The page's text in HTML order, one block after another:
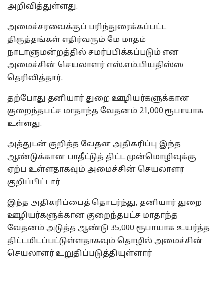
அறிவித்துள்ளது.
அமைச்சரவைக்குப் பரிந்துரைக்கப்பட்ட
திருத்தங்கள் எதிர்வரும் மே மாதம்
நாடாளுமன்றத்தில் சமர்ப்பிக்கப்படும் என
அமைச்சின் செயலாளர் எஸ்.எம்.பியதிஸ்ஸ
தெரிவித்தார்.
தற்போது ​​தனியார் துறை ஊழியர்களுக்கான
குறைந்தபட்ச மாதாந்த வேதனம் 21,000 ரூபாயாக
உள்ளது.
அத்துடன் குறித்த வேதன அதிகரிப்பு இந்த
ஆண்டுக்கான பாதீட்டுத் திட்ட முன்மொழிவுக்கு
ஏற்ப உள்ளதாகவும் அமைச்சின் செயலாளர்
குறிப்பிட்டார்.
இந்த அதிகரிப்பைத் தொடர்ந்து, தனியார் துறை
ஊழியர்களுக்கான குறைந்தபட்ச மாதாந்த
வேதனம் அடுத்த ஆண்டு 35,000 ரூபாயாக உயர்த்த
திட்டமிடப்பட்டுள்ளதாகவும் தொழில் அமைச்சின்
செயலாளர் உறுதிப்படுத்தியுள்ளார்